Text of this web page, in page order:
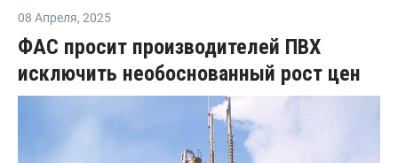
08 Апреля, 2025
ФАС просит производителей ПВХ
исключить необоснованный рост цен